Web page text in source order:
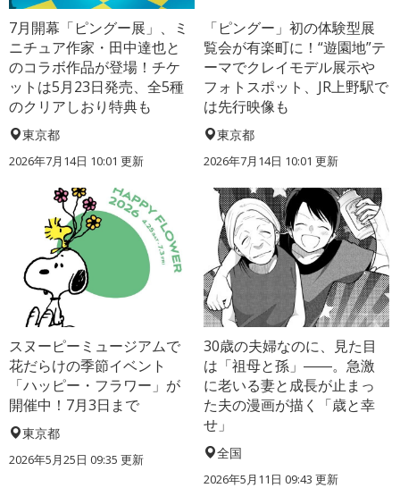
7月開幕「ピングー展」、ミ
ニチュア作家・田中達也と
のコラボ作品が登場！チケ
ットは5月23日発売、全5種
のクリアしおり特典も
東京都
2026年7月14日 10:01 更新
「ピングー」初の体験型展
覧会が有楽町に！“遊園地”テ
ーマでクレイモデル展示や
フォトスポット、JR上野駅で
は先行映像も
東京都
2026年7月14日 10:01 更新
スヌーピーミュージアムで
花だらけの季節イベント
「ハッピー・フラワー」が
開催中！7月3日まで
東京都
2026年5月25日 09:35 更新
30歳の夫婦なのに、見た目
は「祖母と孫」――。急激
に老いる妻と成長が止まっ
た夫の漫画が描く「歳と幸
せ」
全国
2026年5月11日 09:43 更新